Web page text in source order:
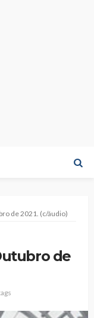
de 2021. (c/áudio)
de